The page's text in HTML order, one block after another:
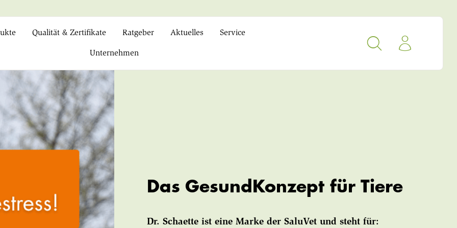
Qualität & Zertifikate Ratgeber Aktuelles Service
Unternehmen
Das GesundKonzept für Tiere
Dr. Schaette ist eine Marke der SaluVet und steht für: